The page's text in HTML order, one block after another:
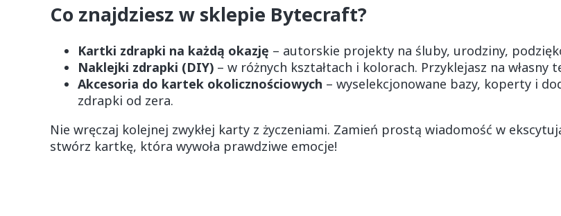
Co znajdziesz w sklepie Bytecraft?
Kartki zdrapki na każdą okazję – autorskie projekty na śluby, urodziny,
Naklejki zdrapki (DIY) – w różnych kształtach i kolorach. Przyklejasz na
Akcesoria do kartek okolicznościowych – wyselekcjonowane bazy, koperty i
zdrapki od zera.
Nie wręczaj kolejnej zwykłej karty z życzeniami. Zamień prostą wiadomość w
stwórz kartkę, która wywoła prawdziwe emocje!